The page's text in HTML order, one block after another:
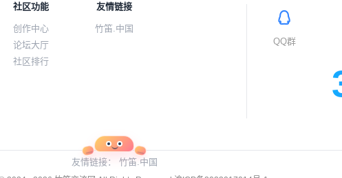
社区功能
创作中心
论坛大厅
社区排行
友情链接
竹笛.中国
QQ群
友情链接： 竹笛.中国